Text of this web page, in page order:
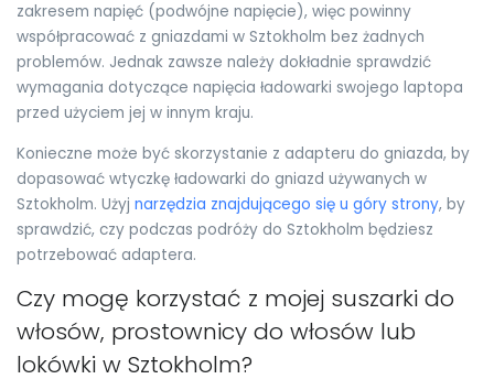
zakresem napięć (podwójne napięcie), więc powinny
współpracować z gniazdami w Sztokholm bez żadnych
problemów. Jednak zawsze należy dokładnie sprawdzić
wymagania dotyczące napięcia ładowarki swojego laptopa
przed użyciem jej w innym kraju.
Konieczne może być skorzystanie z adapteru do gniazda, by
dopasować wtyczkę ładowarki do gniazd używanych w
Sztokholm. Użyj narzędzia znajdującego się u góry strony, by
sprawdzić, czy podczas podróży do Sztokholm będziesz
potrzebować adaptera.
Czy mogę korzystać z mojej suszarki do
włosów, prostownicy do włosów lub
lokówki w Sztokholm?